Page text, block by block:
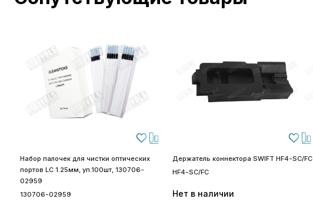
Набор палочек для чистки оптических
портов LC 1.25мм, уп.100шт, 130706-
02959
130706-02959
Держатель коннектора SWIFT HF4-SC/FC
HF4-SC/FC
Нет в наличии